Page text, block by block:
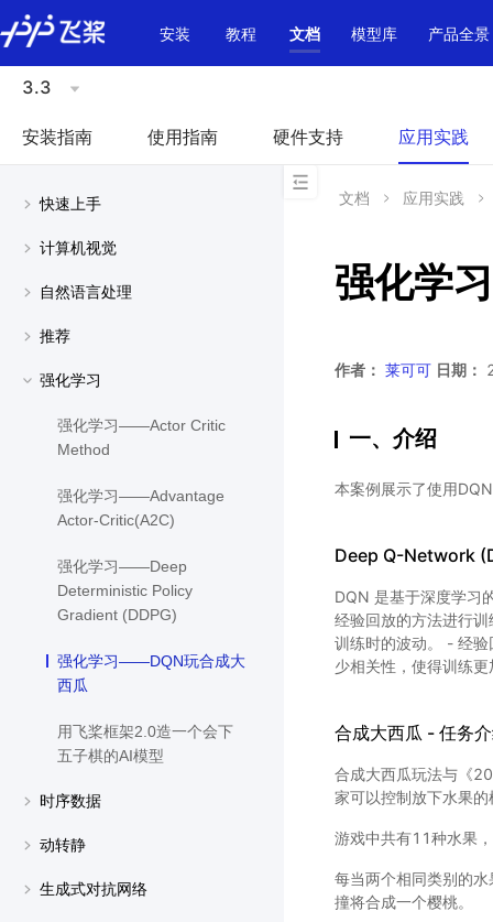
\u200E
安装
教程 文档 模型库 产品全景
3.3
安装指南 使用指南 硬件支持 应用实践
快速上手
计算机视觉
自然语言处理
推荐
强化学习
强化学习——Actor Critic
Method
强化学习——Advantage
Actor-Critic(A2C)
强化学习——Deep
Deterministic Policy
Gradient (DDPG)
强化学习——DQN玩合成大
西瓜
用飞桨框架2.0造一个会下
五子棋的AI模型
时序数据
动转静
生成式对抗网络
文档 应用实践
强化学
作者： 莱可可 日期：
一、介绍
本案例展示了使用
Deep Q-Network
DQN 是基于深度学习
经验回放的方法进行
训练时的波动。 - 经
少相关性，使得训练
合成大西瓜 - 任务
合成大西瓜玩法与《
家可以控制放下水果的
游戏中共有11种水果
每当两个相同类别的
撞将合成一个樱桃。